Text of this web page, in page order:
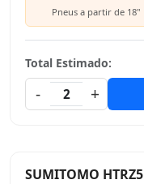
Pneus a partir de 18"
Total Estimado:
-
2 +
SUMITOMO HTRZ5